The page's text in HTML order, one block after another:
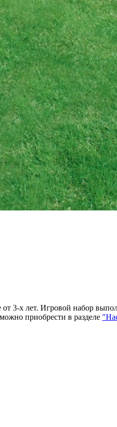
3-х лет. Игровой набор
приобрести в разделе